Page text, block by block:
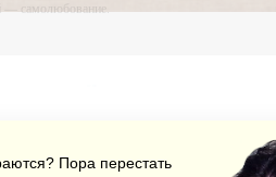
— самолюбование.
Пора перестать